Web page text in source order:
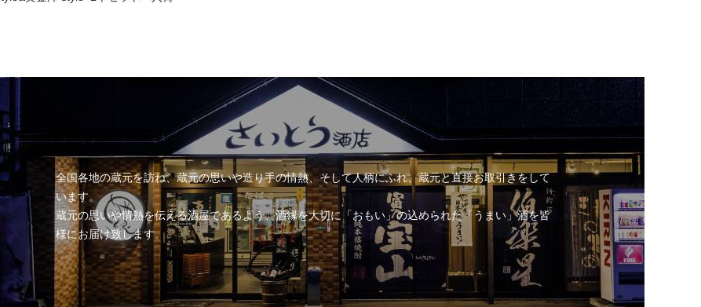
全国各地の蔵元を訪ね、蔵元の思いや造り手の情熱、そして人柄にふれ、蔵元と直接お取引きをして
います。
蔵元の思いや情熱を伝える酒屋であるよう、酒縁を大切に「おもい」の込められた「うまい」酒を皆
様にお届け致します。